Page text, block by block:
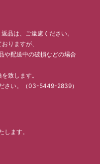
品は、ご遠慮ください。
りますが、
や配送中の破損などの場合
致します。
さい。（03-5449-2839）
ます。